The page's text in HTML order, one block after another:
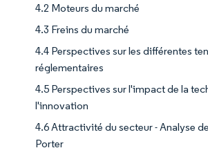
4.2 Moteurs du marché
4.3 Freins du marché
4.4 Perspectives sur les différentes
réglementaires
4.5 Perspectives sur l'impact de la
l'innovation
4.6 Attractivité du secteur - Analyse
Porter